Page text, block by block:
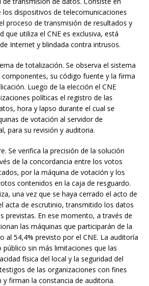
los dispositivos de telecomunicaciones
proceso de transmisión de resultados y
que utiliza el CNE es exclusiva, está
Internet y blindada contra intrusos.
de totalización. Se observa el sistema
su código fuente y la firma
Luego de la elección el CNE
políticas el registro de las
hora y lapso durante el cual se
de votación al servidor de
para su revisión y auditoria.
Se verifica la precisión de la solución
de la concordancia entre los votos
por la máquina de votación y los
contenidos en la caja de resguardo.
una vez que se haya cerrado el acto de
acta de escrutinio, transmitido los datos
previstas. En ese momento, a través de
las máquinas que participarán de la
al 54,4% previsto por el CNE. La auditoría
público sin más limitaciones que las
física del local y la seguridad del
de las organizaciones con fines
y firman la constancia de auditoria.